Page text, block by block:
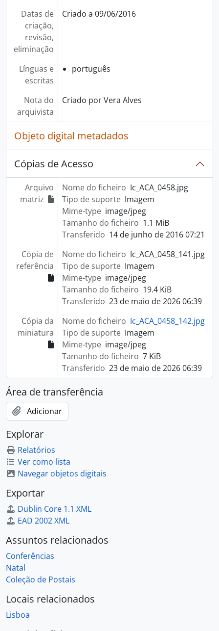
Datas de
criação,
revisão,
eliminação
Criado a 09/06/2016
Línguas e
escritas
português
Nota do
arquivista
Criado por Vera Alves
Objeto digital metadados
Cópias de Acesso
Arquivo
matriz
Nome do ficheiro Ic_ACA_0458.jpg
Tipo de suporte Imagem
Mime-type image/jpeg
Tamanho do ficheiro 1.1 MiB
Transferido 14 de junho de 2016 07:21
Cópia de
referência
Nome do ficheiro Ic_ACA_0458_141.jpg
Tipo de suporte Imagem
Mime-type image/jpeg
Tamanho do ficheiro 19.4 KiB
Transferido 23 de maio de 2026 06:39
Cópia da
miniatura
Nome do ficheiro Ic_ACA_0458_142.jpg
Tipo de suporte Imagem
Mime-type image/jpeg
Tamanho do ficheiro 7 KiB
Transferido 23 de maio de 2026 06:39
Área de transferência
Adicionar
Explorar
Relatórios
Ver como lista
Navegar objetos digitais
Exportar
Dublin Core 1.1 XML
EAD 2002 XML
Assuntos relacionados
Conferências
Natal
Coleção de Postais
Locais relacionados
Lisboa